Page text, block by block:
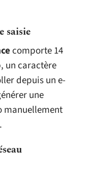
saisie
comporte 14
un caractère
depuis un e-
une
manuellement